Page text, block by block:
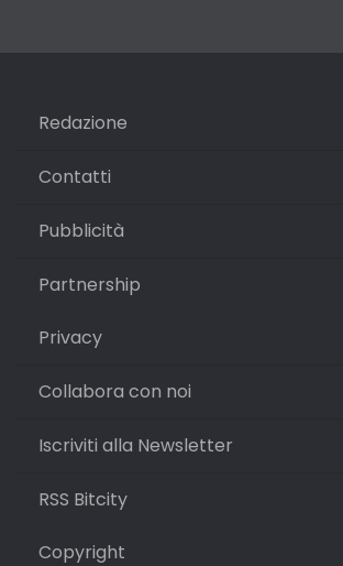
Redazione
Contatti
Pubblicità
Partnership
Privacy
Collabora con noi
Iscriviti alla Newsletter
RSS Bitcity
Copyright